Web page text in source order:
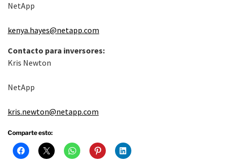
NetApp
kenya.hayes@netapp.com
Contacto para inversores:
Kris Newton
NetApp
kris.newton@netapp.com
Comparte esto: